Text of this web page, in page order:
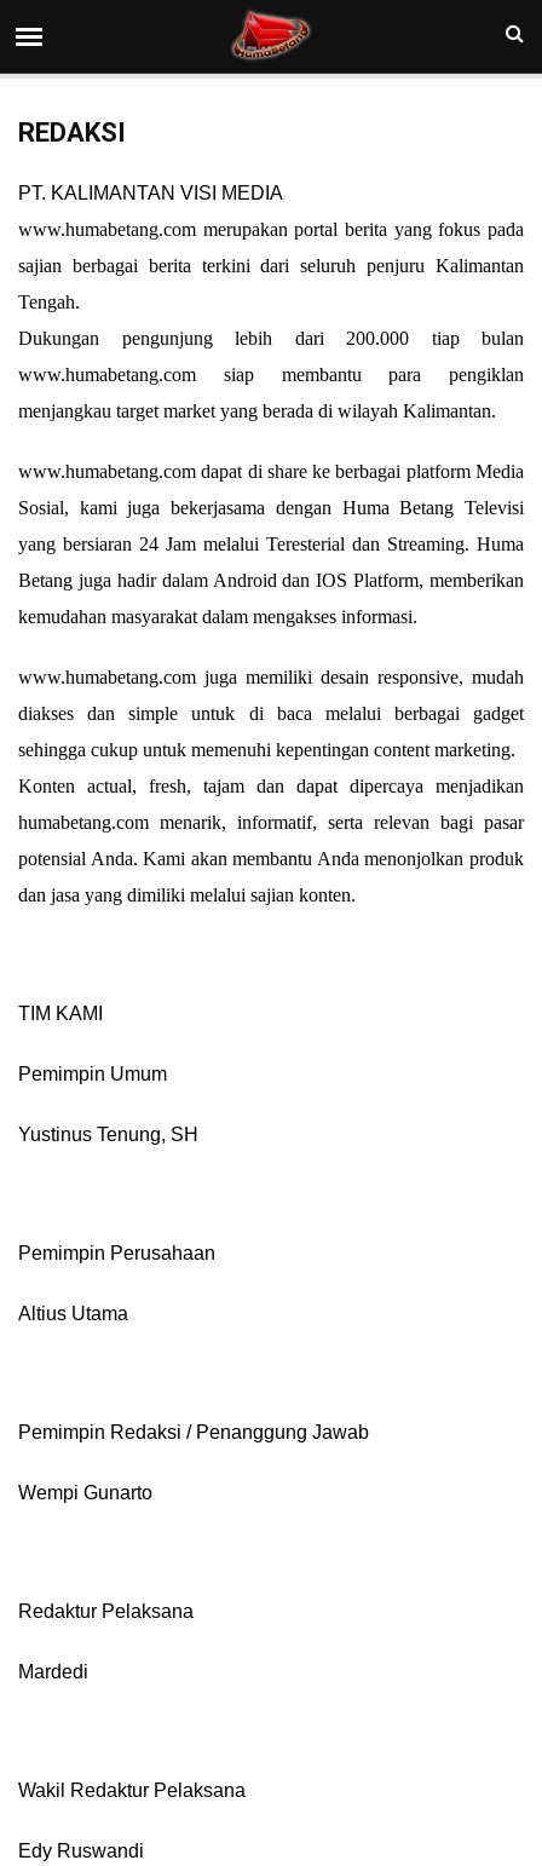
REDAKSI
PT. KALIMANTAN VISI MEDIA
www.humabetang.com merupakan portal berita yang fokus pada
sajian berbagai berita terkini dari seluruh penjuru Kalimantan
Tengah.
Dukungan pengunjung lebih dari 200.000 tiap bulan
www.humabetang.com siap membantu para pengiklan
menjangkau target market yang berada di wilayah Kalimantan.
www.humabetang.com dapat di share ke berbagai platform Media
Sosial, kami juga bekerjasama dengan Huma Betang Televisi
yang bersiaran 24 Jam melalui Teresterial dan Streaming. Huma
Betang juga hadir dalam Android dan IOS Platform, memberikan
kemudahan masyarakat dalam mengakses informasi.
www.humabetang.com juga memiliki desain responsive, mudah
diakses dan simple untuk di baca melalui berbagai gadget
sehingga cukup untuk memenuhi kepentingan content marketing.
Konten actual, fresh, tajam dan dapat dipercaya menjadikan
humabetang.com menarik, informatif, serta relevan bagi pasar
potensial Anda. Kami akan membantu Anda menonjolkan produk
dan jasa yang dimiliki melalui sajian konten.
TIM KAMI
Pemimpin Umum
Yustinus Tenung, SH
Pemimpin Perusahaan
Altius Utama
Pemimpin Redaksi / Penanggung Jawab
Wempi Gunarto
Redaktur Pelaksana
Mardedi
Wakil Redaktur Pelaksana
Edy Ruswandi